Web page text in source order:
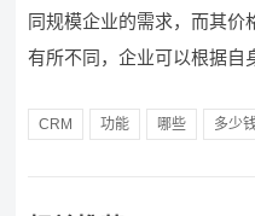
同规模企业的需求，而其价
有所不同，企业可以根据自
CRM 功能 哪些 多少